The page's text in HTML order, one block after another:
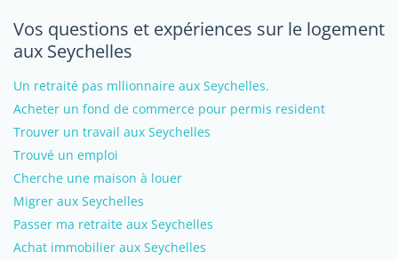
Vos questions et expériences sur le logement
aux Seychelles
Un retraité pas mllionnaire aux Seychelles.
Acheter un fond de commerce pour permis resident
Trouver un travail aux Seychelles
Trouvé un emploi
Cherche une maison à louer
Migrer aux Seychelles
Passer ma retraite aux Seychelles
Achat immobilier aux Seychelles